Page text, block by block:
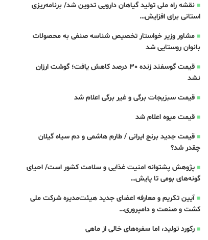
نقشه راه ملی تولید گیاهان دارویی تدوین شد/ برنامه‌ریزی
استانی برای افزایش…
مشاور وزیر خواستار تخصیص شناسه صنفی به محصولات
بانوان روستایی شد
قیمت گوسفند زنده 30 درصد کاهش یافت؛ گوشت ارزان
نشد
قیمت سبزیجات برگی و غیر برگی اعلام شد
قیمت میوه اعلام شد
قیمت جدید برنج ایرانی / طارم هاشمی و دم سیاه گیلان
چقدر شد؟
پژوهش پشتوانه امنیت غذایی و سلامت کشور است/ احیای
گونه‌های بومی تا پایش…
آیین تکریم و معارفه اعضای جدید هیئت‌مدیره شرکت ملی
کشت و صنعت و دامپروری…
رکورد تولید، اما سفره‌های خالی از ماهی